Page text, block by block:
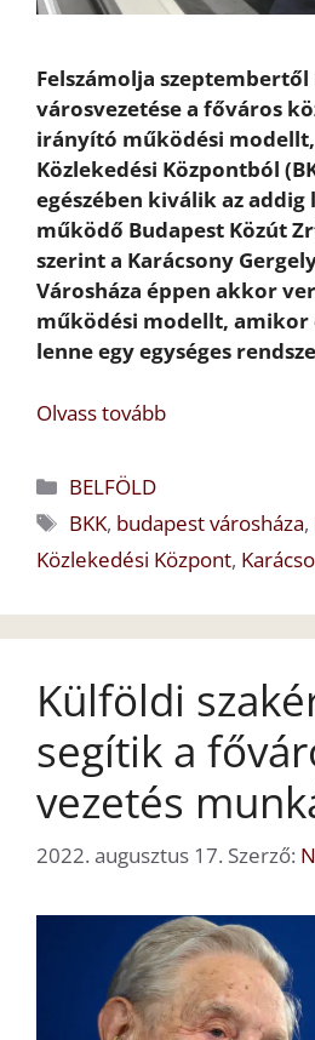
Felszámolja szeptembertől
városvezetése a főváros
irányító működési
Közlekedési Központból
egészében kiválik az
működő Budapest Közút
szerint a Karácsony
Városháza éppen akkor
működési modellt, amikor
lenne egy egységes
Olvass tovább
Kategória
BELFÖLD
Címkék
BKK, budapest városháza,
Közlekedési Központ,
Külföldi
segítik a
vezetés
2022. augusztus 17. Szerző: